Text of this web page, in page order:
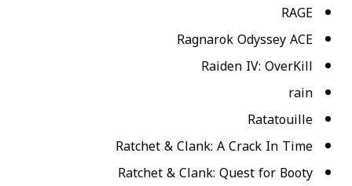
RAGE
Ragnarok Odyssey ACE
Raiden IV: OverKill
rain
Ratatouille
Ratchet & Clank: A Crack In Time
Ratchet & Clank: Quest for Booty